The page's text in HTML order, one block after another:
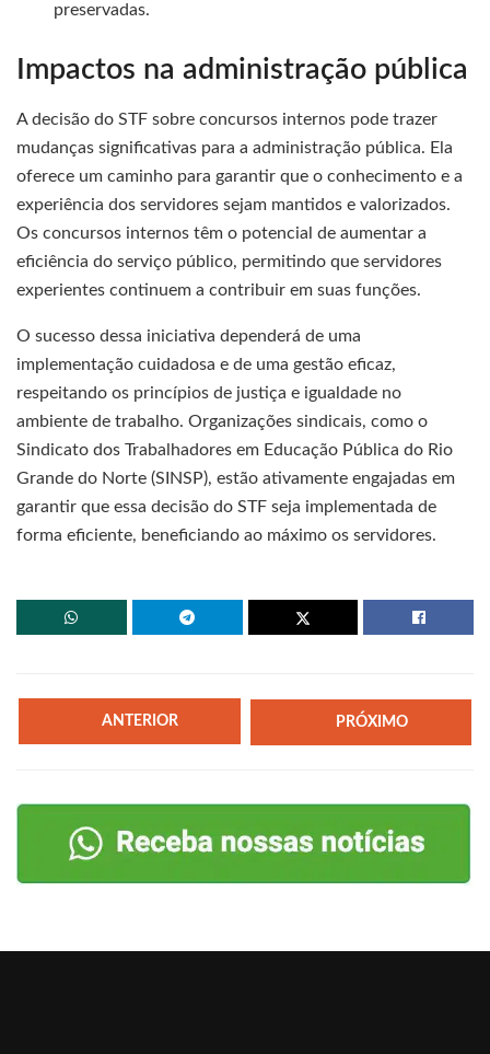
preservadas.
Impactos na administração pública
A decisão do STF sobre concursos internos pode trazer
mudanças significativas para a administração pública. Ela
oferece um caminho para garantir que o conhecimento e a
experiência dos servidores sejam mantidos e valorizados.
Os concursos internos têm o potencial de aumentar a
eficiência do serviço público, permitindo que servidores
experientes continuem a contribuir em suas funções.
O sucesso dessa iniciativa dependerá de uma
implementação cuidadosa e de uma gestão eficaz,
respeitando os princípios de justiça e igualdade no
ambiente de trabalho. Organizações sindicais, como o
Sindicato dos Trabalhadores em Educação Pública do Rio
Grande do Norte (SINSP), estão ativamente engajadas em
garantir que essa decisão do STF seja implementada de
forma eficiente, beneficiando ao máximo os servidores.
ANTERIOR PRÓXIMO